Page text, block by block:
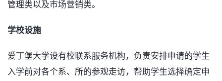
管理类以及市场营销类。
学校设施
爱丁堡大学设有校联系服务机构，负责安排申请的学生
入学前对各个系、所的参观走访，帮助学生选择确定申